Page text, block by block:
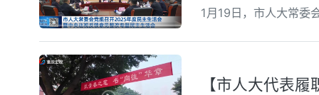
1月19日，市人大常委
【市人大代表